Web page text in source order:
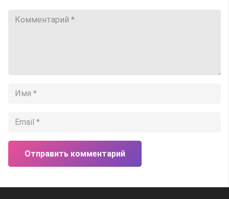
Отправить комментарий